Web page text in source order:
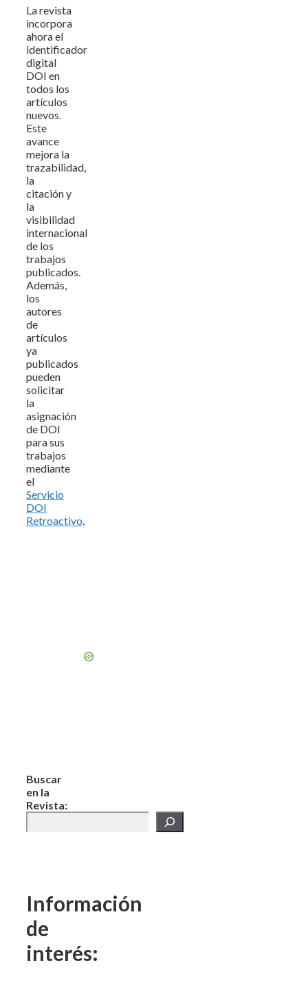
La revista
incorpora
ahora el
identificador
digital
DOI en
todos los
artículos
nuevos.
Este
avance
mejora la
trazabilidad,
la
citación y
la
visibilidad
internacional
de los
trabajos
publicados.
Además,
los
autores
de
artículos
ya
publicados
pueden
solicitar
la
asignación
de DOI
para sus
trabajos
mediante
el
Servicio
DOI
Retroactivo.
Buscar
en la
Revista:
Información
de
interés: